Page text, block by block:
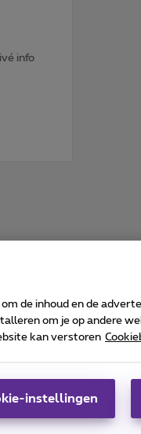
info
Carrier
de inhoud en de
om je op andere
kan verstoren
instellingen